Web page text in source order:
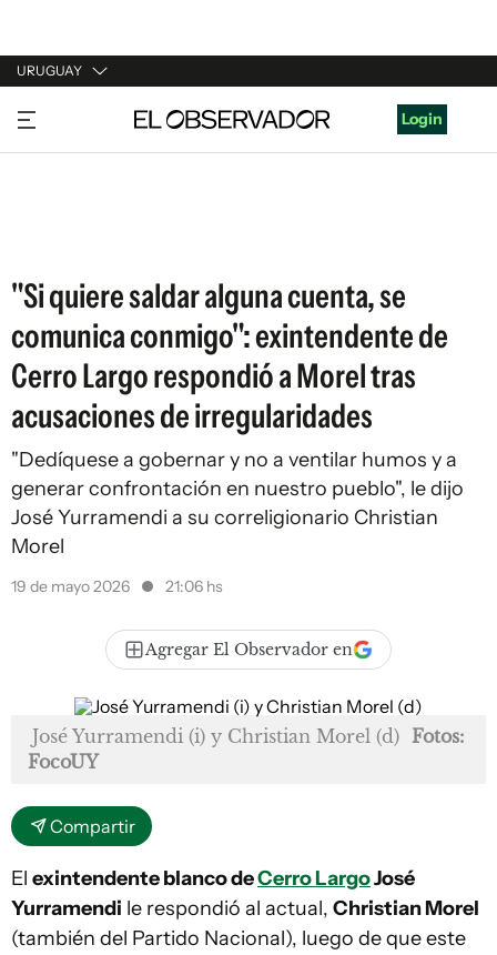
URUGUAY
URUGUAY
ARGENTINA
Login
"Si quiere saldar alguna cuenta, se
comunica conmigo": exintendente de
Cerro Largo respondió a Morel tras
acusaciones de irregularidades
"Dedíquese a gobernar y no a ventilar humos y a
generar confrontación en nuestro pueblo", le dijo
José Yurramendi a su correligionario Christian
Morel
19 de mayo 2026 21:06 hs
Agregar El Observador en
José Yurramendi (i) y Christian Morel (d) Fotos:
FocoUY
Compartir
El exintendente blanco deCerro LargoJosé
Yurramendi le respondió al actual, Christian Morel
(también del Partido Nacional), luego de que este